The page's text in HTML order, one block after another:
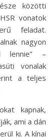
közötti
vonatok
feladat.
nagyon
lennie” –
vonalak
a teljes
kapnak,
ami a dán
ki. A kínai